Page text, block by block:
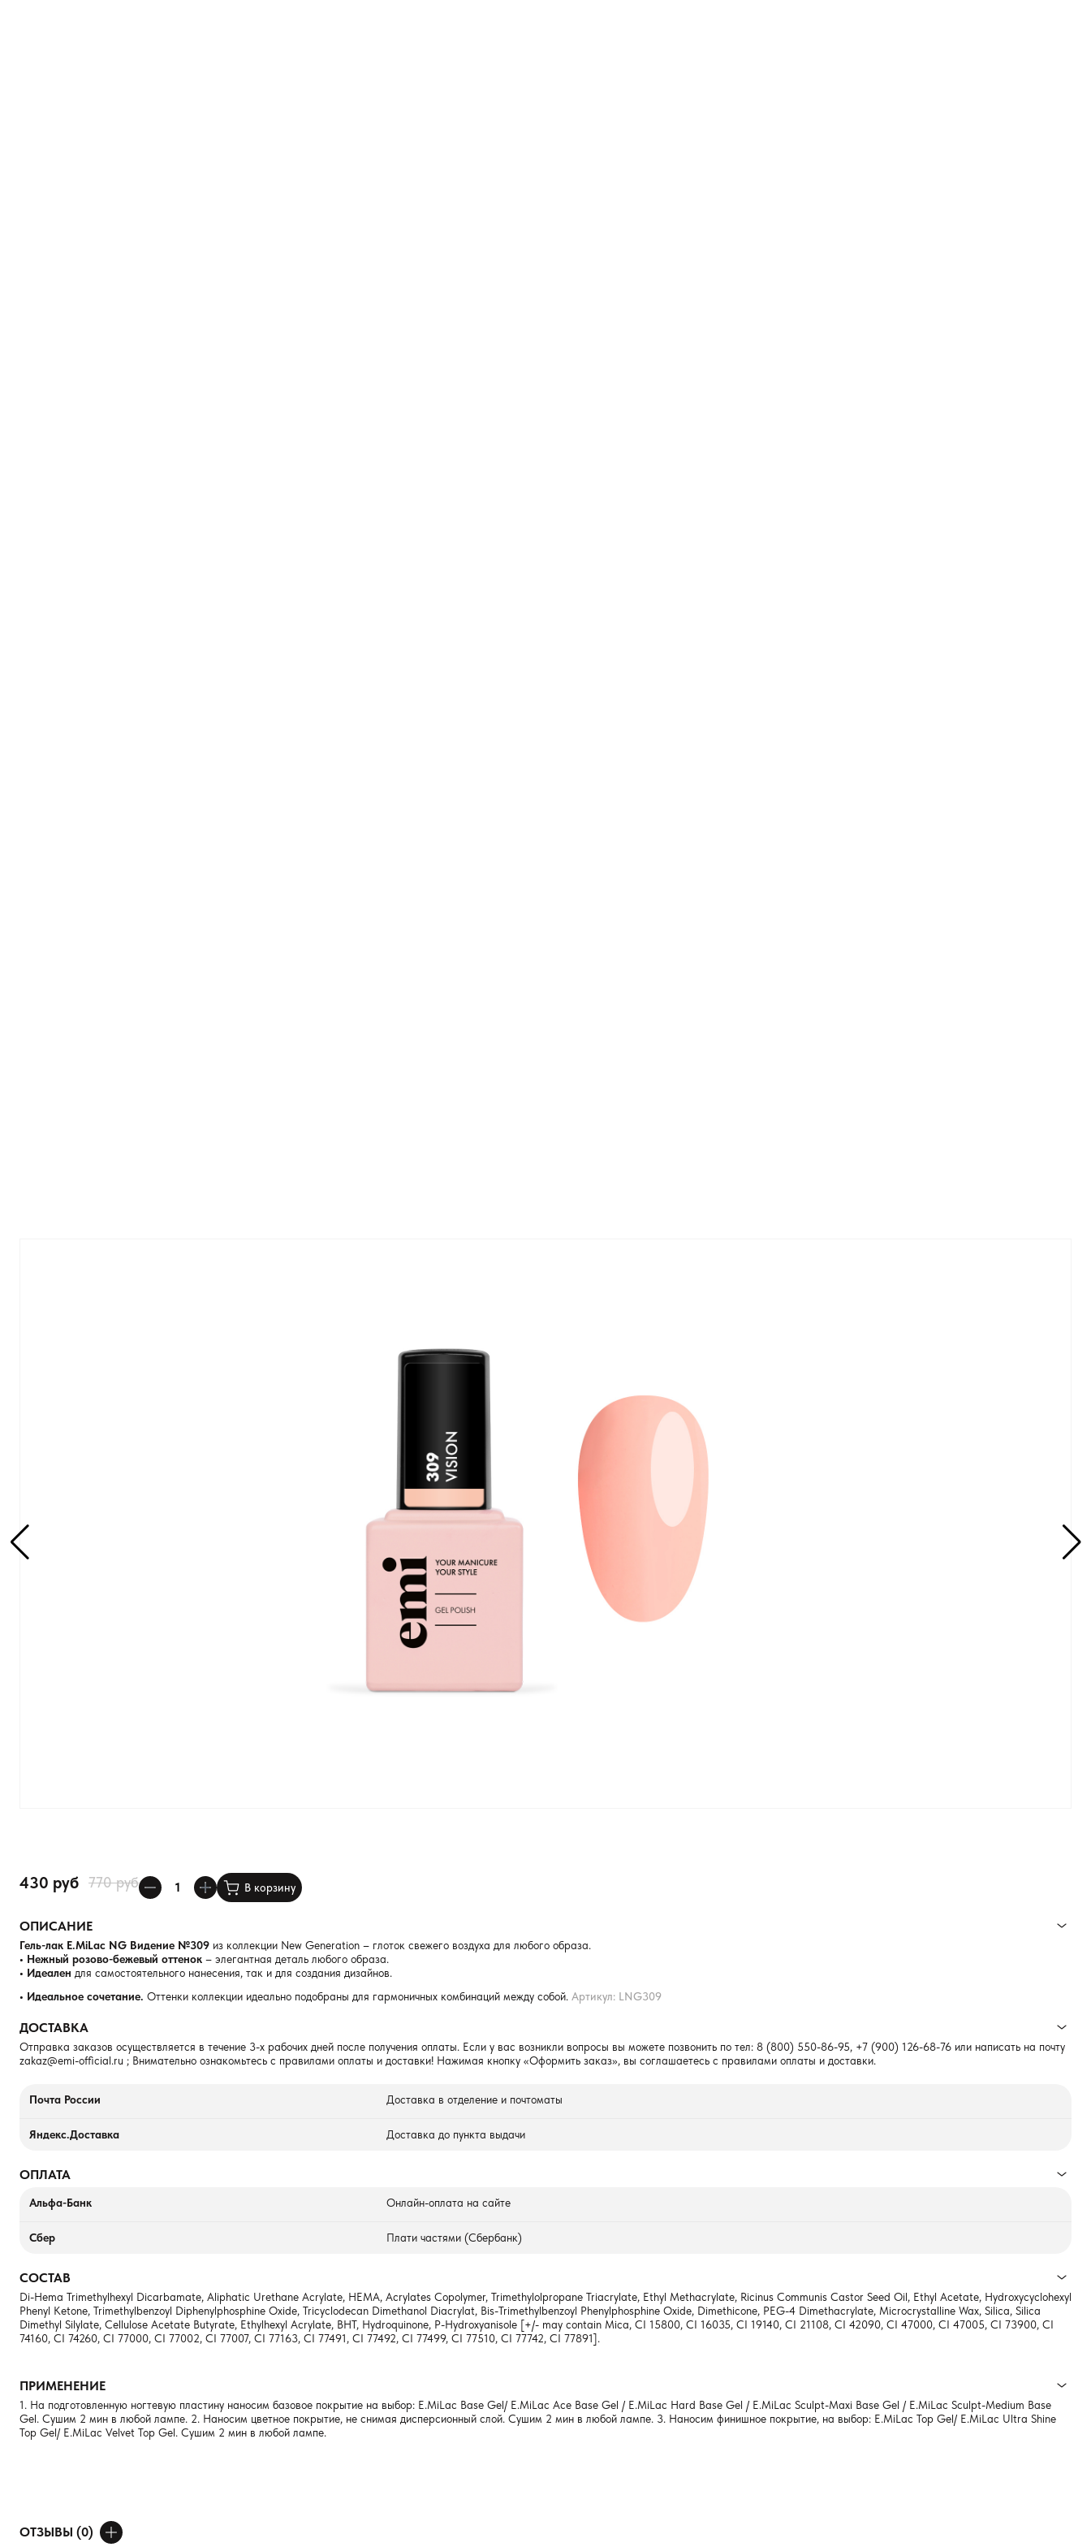
430 руб 770 руб В корзину
ОПИСАНИЕ
Гель-лак E.MiLac NG Видение №309 из коллекции New Generation – глоток свежего воздуха для любого образа.
• Нежный розово-бежевый оттенок – элегантная деталь любого образа.
• Идеален для самостоятельного нанесения, так и для создания дизайнов.
• Идеальное сочетание. Оттенки коллекции идеально подобраны для гармоничных комбинаций между собой. Артикул: LNG309
ДОСТАВКА
Отправка заказов осуществляется в течение 3-х рабочих дней после получения оплаты. Если у вас возникли вопросы вы можете позвонить по тел: 8 (800) 550-86-95, +7 (900) 126-68-76 или написать на почту
zakaz@emi-official.ru ; Внимательно ознакомьтесь с правилами оплаты и доставки! Нажимая кнопку «Оформить заказ», вы соглашаетесь с правилами оплаты и доставки.
Почта России Доставка в отделение и почтоматы
Яндекс.Доставка Доставка до пункта выдачи
ОПЛАТА
Альфа-Банк Онлайн-оплата на сайте
Сбер Плати частями (Сбербанк)
СОСТАВ
Di-Hema Trimethylhexyl Dicarbamate, Aliphatic Urethane Acrylate, HEMA, Acrylates Copolymer, Trimethylolpropane Triacrylate, Ethyl Methacrylate, Ricinus Communis Castor Seed Oil, Ethyl Acetate, Hydroxycyclohexyl
Phenyl Ketone, Trimethylbenzoyl Diphenylphosphine Oxide, Tricyclodecan Dimethanol Diacrylat, Bis-Trimethylbenzoyl Phenylphosphine Oxide, Dimethicone, PEG-4 Dimethacrylate, Microcrystalline Wax, Silica, Silica
Dimethyl Silylate, Cellulose Acetate Butyrate, Ethylhexyl Acrylate, BHT, Hydroquinone, P-Hydroxyanisole [+/- may contain Mica, CI 15800, CI 16035, CI 19140, CI 21108, CI 42090, CI 47000, CI 47005, CI 73900, CI
74160, CI 74260, CI 77000, CI 77002, CI 77007, CI 77163, CI 77491, CI 77492, CI 77499, CI 77510, CI 77742, CI 77891].
ПРИМЕНЕНИЕ
1. На подготовленную ногтевую пластину наносим базовое покрытие на выбор: E.MiLac Base Gel/ E.MiLac Ace Base Gel / E.MiLac Hard Base Gel / E.MiLac Sculpt-Maxi Base Gel / E.MiLac Sculpt-Medium Base
Gel. Сушим 2 мин в любой лампе. 2. Наносим цветное покрытие, не снимая дисперсионный слой. Сушим 2 мин в любой лампе. 3. Наносим финишное покрытие, на выбор: E.MiLac Top Gel/ E.MiLac Ultra Shine
Top Gel/ E.MiLac Velvet Top Gel. Сушим 2 мин в любой лампе.
ОТЗЫВЫ (0)